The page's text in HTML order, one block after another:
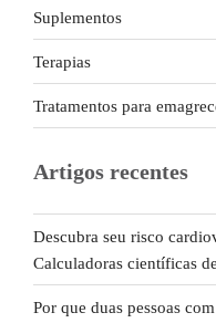
Suplementos
Terapias
Tratamentos para
Artigos recentes
Descubra seu risco
Calculadoras científicas
Por que duas pessoas